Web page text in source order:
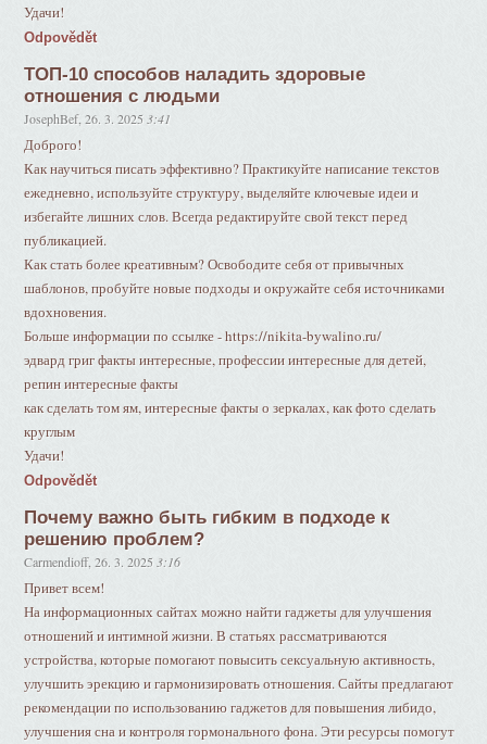
Удачи!
Odpovědět
ТОП-10 способов наладить здоровые
отношения с людьми
JosephBef,26. 3. 2025 3:41
Доброго!
Как научиться писать эффективно? Практикуйте написание текстов
ежедневно, используйте структуру, выделяйте ключевые идеи и
избегайте лишних слов. Всегда редактируйте свой текст перед
публикацией.
Как стать более креативным? Освободите себя от привычных
шаблонов, пробуйте новые подходы и окружайте себя источниками
вдохновения.
Больше информации по ссылке - https://nikita-bywalino.ru/
эдвард григ факты интересные, профессии интересные для детей,
репин интересные факты
как сделать том ям, интересные факты о зеркалах, как фото сделать
круглым
Удачи!
Odpovědět
Почему важно быть гибким в подходе к
решению проблем?
Carmendioff,26. 3. 2025 3:16
Привет всем!
На информационных сайтах можно найти гаджеты для улучшения
отношений и интимной жизни. В статьях рассматриваются
устройства, которые помогают повысить сексуальную активность,
улучшить эрекцию и гармонизировать отношения. Сайты предлагают
рекомендации по использованию гаджетов для повышения либидо,
улучшения сна и контроля гормонального фона. Эти ресурсы помогут